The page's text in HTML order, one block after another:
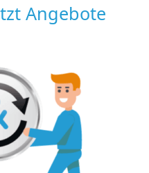
Angebote